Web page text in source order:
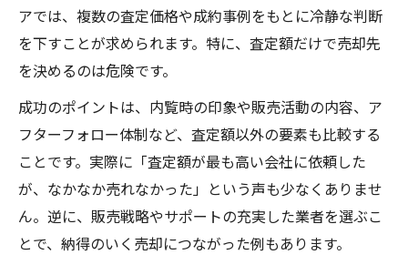
アでは、複数の査定価格や成約事例をもとに冷静な判断
を下すことが求められます。特に、査定額だけで売却先
を決めるのは危険です。
成功のポイントは、内覧時の印象や販売活動の内容、ア
フターフォロー体制など、査定額以外の要素も比較する
ことです。実際に「査定額が最も高い会社に依頼した
が、なかなか売れなかった」という声も少なくありませ
ん。逆に、販売戦略やサポートの充実した業者を選ぶこ
とで、納得のいく売却につながった例もあります。